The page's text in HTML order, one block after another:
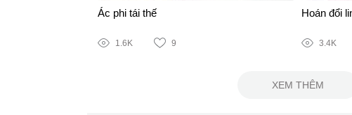
Ác phi tái thế
1.6K 9
Hoán đổi
3.4K
XEM THÊM